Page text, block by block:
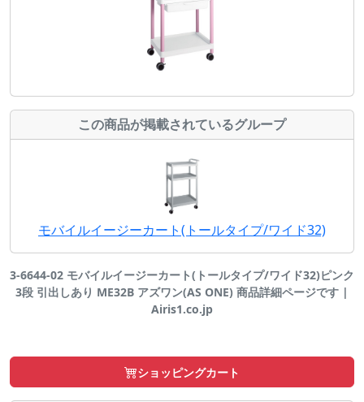
この商品が掲載されているグループ
モバイルイージーカート(トールタイプ/ワイド32)
3-6644-02 モバイルイージーカート(トールタイプ/ワイド32)ピンク
3段 引出しあり ME32B アズワン(AS ONE) 商品詳細ページです |
Airis1.co.jp
ショッピングカート